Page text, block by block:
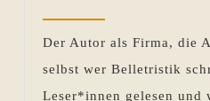
Der Autor als Firma, die
selbst wer Belletristik
Leser*innen gelesen und